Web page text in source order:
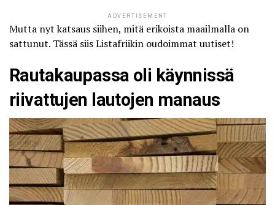
ADVERTISEMENT
Mutta nyt katsaus siihen, mitä erikoista maailmalla on
sattunut. Tässä siis Listafriikin oudoimmat uutiset!
Rautakaupassa oli käynnissä
riivattujen lautojen manaus